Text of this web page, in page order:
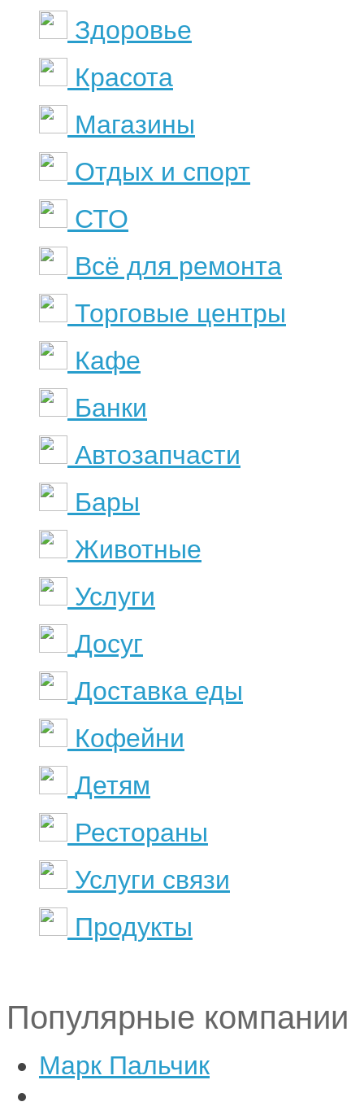
Здоровье
Красота
Магазины
Отдых и спорт
СТО
Всё для ремонта
Торговые центры
Кафе
Банки
Автозапчасти
Бары
Животные
Услуги
Досуг
Доставка еды
Кофейни
Детям
Рестораны
Услуги связи
Продукты
Популярные компании
Марк Пальчик